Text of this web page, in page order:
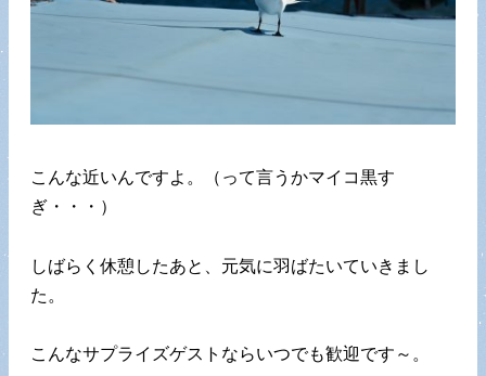
こんな近いんですよ。（って言うかマイコ黒す
ぎ・・・）
しばらく休憩したあと、元気に羽ばたいていきまし
た。
こんなサプライズゲストならいつでも歓迎です～。